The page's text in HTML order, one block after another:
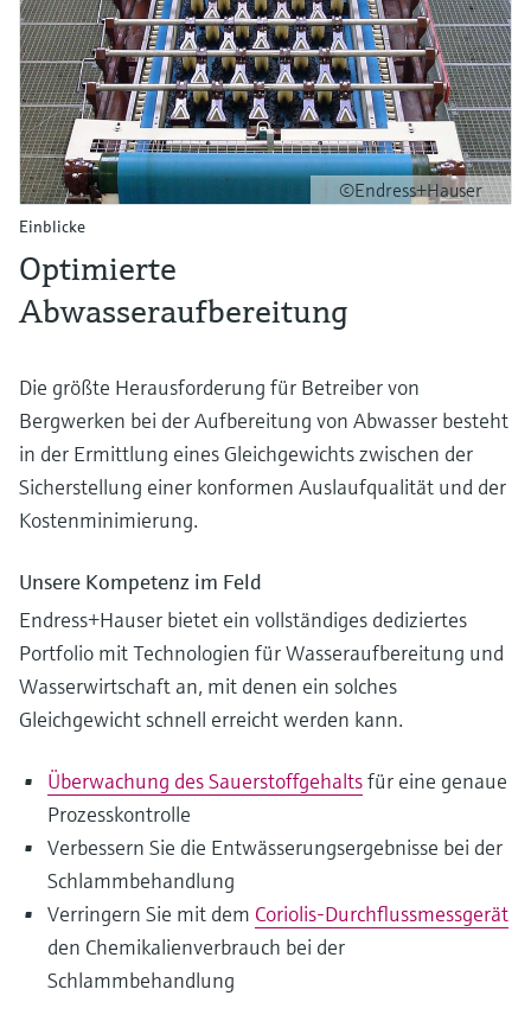
©Endress+Hauser
Einblicke
Optimierte
Abwasseraufbereitung
Die größte Herausforderung für Betreiber von
Bergwerken bei der Aufbereitung von Abwasser besteht
in der Ermittlung eines Gleichgewichts zwischen der
Sicherstellung einer konformen Auslaufqualität und der
Kostenminimierung.
Unsere Kompetenz im Feld
Endress+Hauser bietet ein vollständiges dediziertes
Portfolio mit Technologien für Wasseraufbereitung und
Wasserwirtschaft an, mit denen ein solches
Gleichgewicht schnell erreicht werden kann.
Überwachung des Sauerstoffgehaltsfür eine genaue
Prozesskontrolle
Verbessern Sie die Entwässerungsergebnisse bei der
Schlammbehandlung
Verringern Sie mit dem Coriolis-Durchflussmessgerät
den Chemikalienverbrauch bei der
Schlammbehandlung